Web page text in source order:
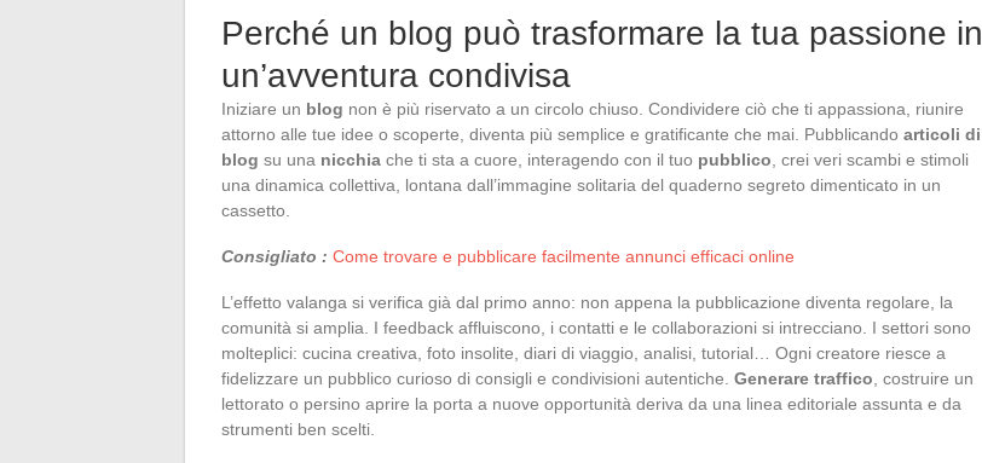
Perché un blog può trasformare la tua passione in
un’avventura condivisa
Iniziare un blog non è più riservato a un circolo chiuso. Condividere ciò che ti appassiona, riunire
attorno alle tue idee o scoperte, diventa più semplice e gratificante che mai. Pubblicando articoli di
blog su una nicchia che ti sta a cuore, interagendo con il tuo pubblico , crei veri scambi e stimoli
una dinamica collettiva, lontana dall’immagine solitaria del quaderno segreto dimenticato in un
cassetto.
Consigliato : Come trovare e pubblicare facilmente annunci efficaci online
L’effetto valanga si verifica già dal primo anno: non appena la pubblicazione diventa regolare, la
comunità si amplia. I feedback affluiscono, i contatti e le collaborazioni si intrecciano. I settori sono
molteplici: cucina creativa, foto insolite, diari di viaggio, analisi, tutorial… Ogni creatore riesce a
fidelizzare un pubblico curioso di consigli e condivisioni autentiche. Generare traffico , costruire un
lettorato o persino aprire la porta a nuove opportunità deriva da una linea editoriale assunta e da
strumenti ben scelti.